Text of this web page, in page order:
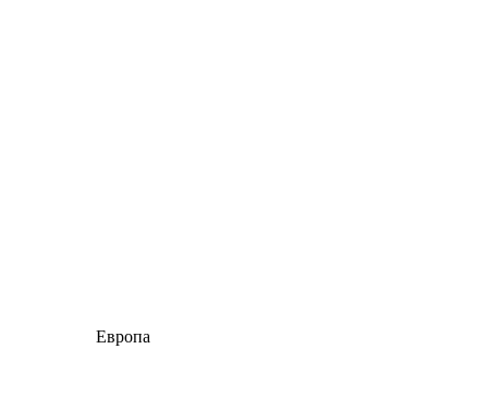
Европа